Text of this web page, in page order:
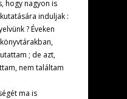
hogy nagyon is
induljak :
? Éveken
; de azt,
nem találtam
ma is